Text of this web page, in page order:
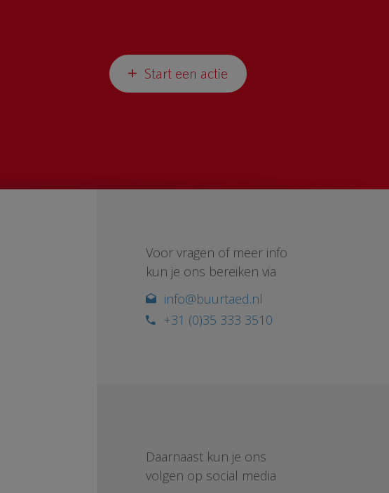
Start een actie
Voor vragen of meer info
kun je ons bereiken via
info@buurtaed.nl
+31 (0)35 333 3510
Daarnaast kun je ons
volgen op social media